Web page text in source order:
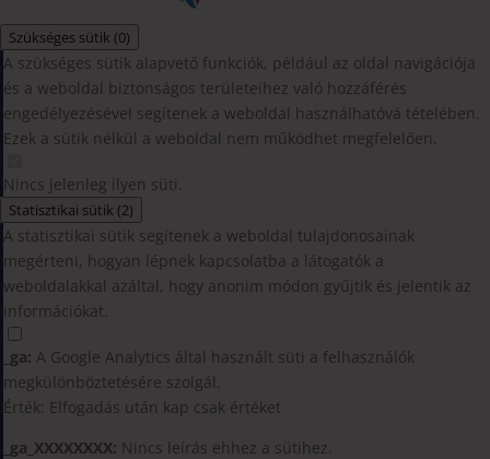
Szükséges sütik (0)
A szükséges sütik alapvető funkciók, például az oldal navigációja
és a weboldal biztonságos területeihez való hozzáférés
engedélyezésével segítenek a weboldal használhatóvá tételében.
Ezek a sütik nélkül a weboldal nem működhet megfelelően.
Nincs jelenleg ilyen süti.
Statisztikai sütik (2)
A statisztikai sütik segítenek a weboldal tulajdonosainak
megérteni, hogyan lépnek kapcsolatba a látogatók a
weboldalakkal azáltal, hogy anonim módon gyűjtik és jelentik az
információkat.
_ga: A Google Analytics által használt süti a felhasználók
megkülönböztetésére szolgál.
Érték: Elfogadás után kap csak értéket
_ga_XXXXXXXX: Nincs leírás ehhez a sütihez.